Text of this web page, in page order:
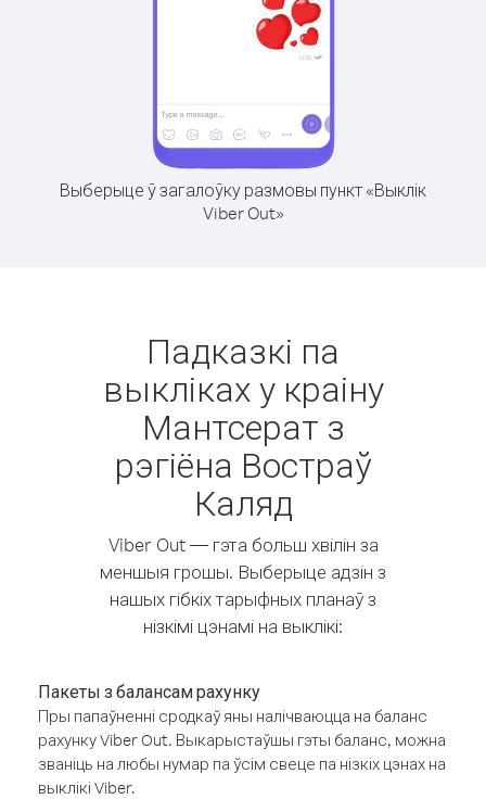
Выберыце ў загалоўку размовы пункт «Выклік
Viber Out»
Падказкі па
выкліках у краіну
Мантсерат з
рэгіёна Востраў
Каляд
Viber Out — гэта больш хвілін за
меншыя грошы. Выберыце адзін з
нашых гібкіх тарыфных планаў з
нізкімі цэнамі на выклікі:
Пакеты з балансам рахунку
Пры папаўненні сродкаў яны налічваюцца на баланс
рахунку Viber Out. Выкарыстаўшы гэты баланс, можна
званіць на любы нумар па ўсім свеце па нізкіх цэнах на
выклікі Viber.